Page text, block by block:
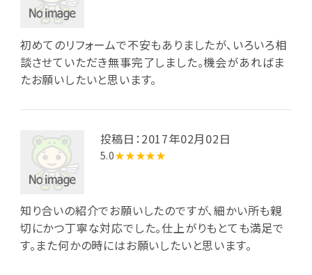
初めてのリフォームで不安もありましたが、いろいろ相
談させていただき無事完了しました。機会があればま
たお願いしたいと思います。
投稿日：2017年02月02日
5.0★★★★★
知り合いの紹介でお願いしたのですが、細かい所も親
切にかつ丁寧な対応でした。仕上がりもとても満足で
す。また何かの時にはお願いしたいと思います。